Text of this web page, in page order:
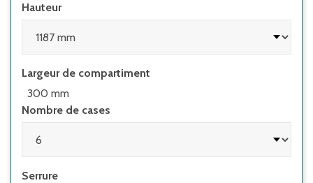
Hauteur
Largeur de compartiment
300 mm
Nombre de cases
Serrure